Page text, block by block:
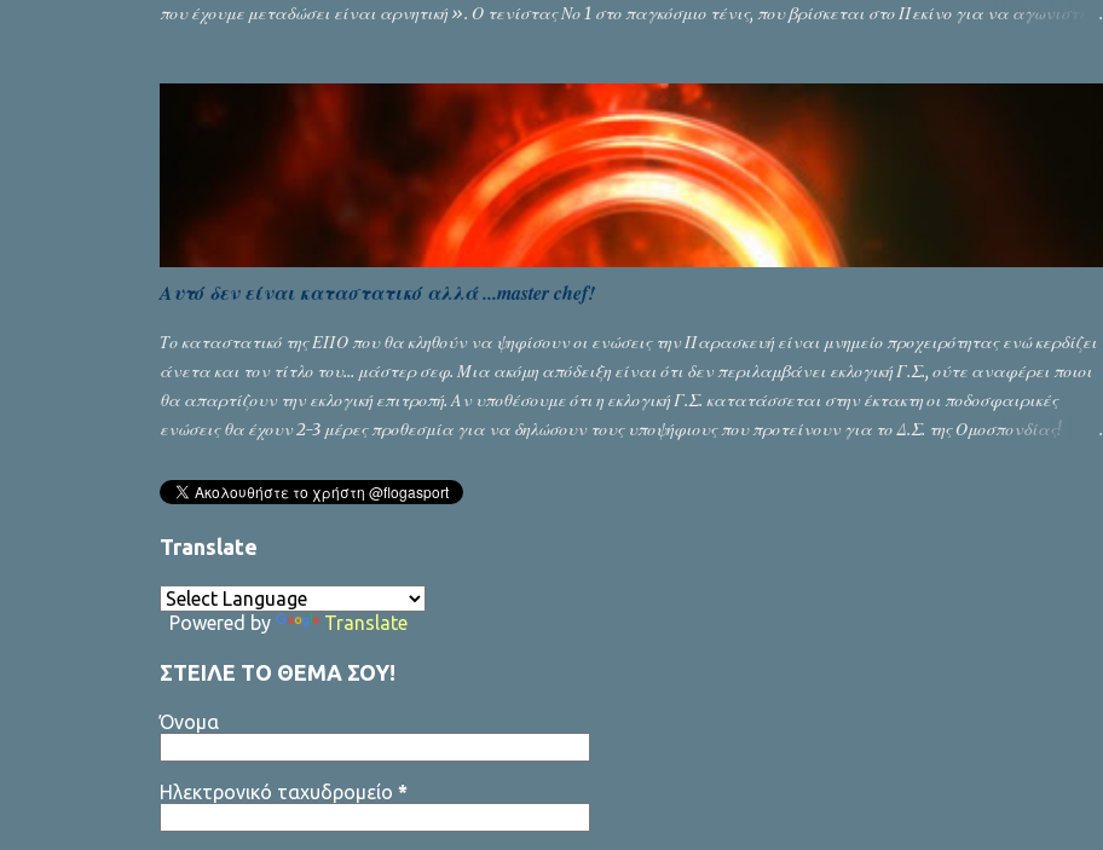
που έχουμε μεταδώσει είναι αρνητική ». Ο τενίστας Νο 1 στο παγκόσμιο τένις, που βρίσκεται στο Πεκίνο για να αγωνιστεί
είμαστε. Βρισκόμαστε σε μία χώρα που ζούμε ειρηνικά στο τέλος της ημέρας. Αν και υπάρχουν στιγμές που τα πάντα
φαίνονται αδύνατα, δεν υπάρχει συμφωνία, είναι πολύ απλό, πρέπει να την αναζητήσουμε. Ο μοναδικός τρόπος για να
επιτευχθεί είναι να μιλάμε, να μιλάνε οι δύο πλευρές που διαφωνούν και να προσπ...
Αυτό δεν είναι καταστατικό αλλά ...master chef!
Το καταστατικό της ΕΠΟ που θα κληθούν να ψηφίσουν οι ενώσεις την Παρασκευή είναι μνημείο προχειρότητας ενώ κερδίζει
άνετα και τον τίτλο του… μάστερ σεφ. Μια ακόμη απόδειξη είναι ότι δεν περιλαμβάνει εκλογική Γ.Σ., ούτε αναφέρει ποιοι
θα απαρτίζουν την εκλογική επιτροπή. Αν υποθέσουμε ότι η εκλογική Γ.Σ. κατατάσσεται στην έκτακτη οι ποδοσφαιρικές
ενώσεις θα έχουν 2-3 μέρες προθεσμία για να δηλώσουν τους υποψήφιους που προτείνουν για το Δ.Σ. της Ομοσπονδίας!
Translate
Powered by Translate
ΣΤΕΙΛΕ ΤΟ ΘΕΜΑ ΣΟΥ!
Όνομα
Ηλεκτρονικό ταχυδρομείο *